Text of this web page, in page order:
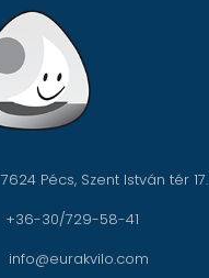
7624 Pécs, Szent István tér 17.
+36-30/729-58-41
info@eurakvilo.com